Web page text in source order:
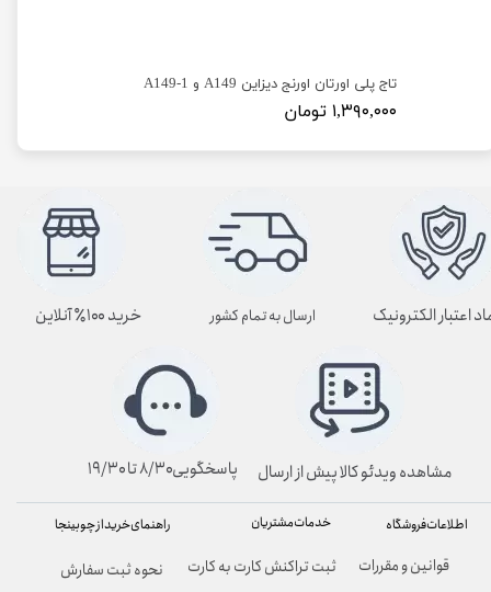
تاج پلی اورتان اورنج دیزاین A149 و A149-1
۱,۳۹۰,۰۰۰ تومان
راهنمای خرید از چوبینجا
نحوه ثبت سفارش
خدمات مشتریان
ثبت تراکنش کارت به کارت
اطلاعات فروشگاه
قوانین و مقررات
ارسال به تمام کشور
پاسخگویی۸/۳۰ تا ۱۹/۳۰
اعتبار الکترونیک خرید ۱۰۰٪ آنلاین
مشاهده ویدئو کالا پیش از ارسال